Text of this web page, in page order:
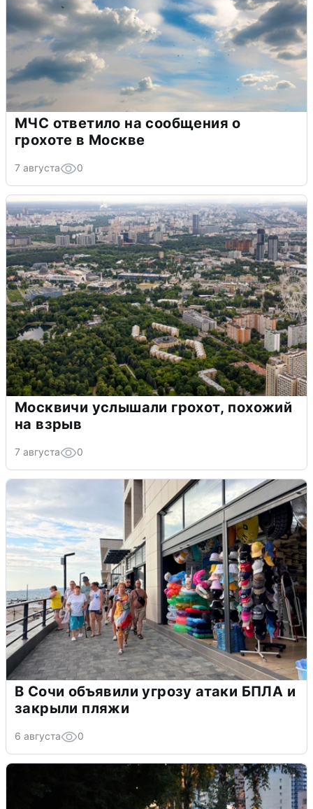
МЧС ответило на сообщения о
грохоте в Москве
7 августа 0
Москвичи услышали грохот, похожий
на взрыв
7 августа 0
В Сочи объявили угрозу атаки БПЛА и
закрыли пляжи
6 августа 0